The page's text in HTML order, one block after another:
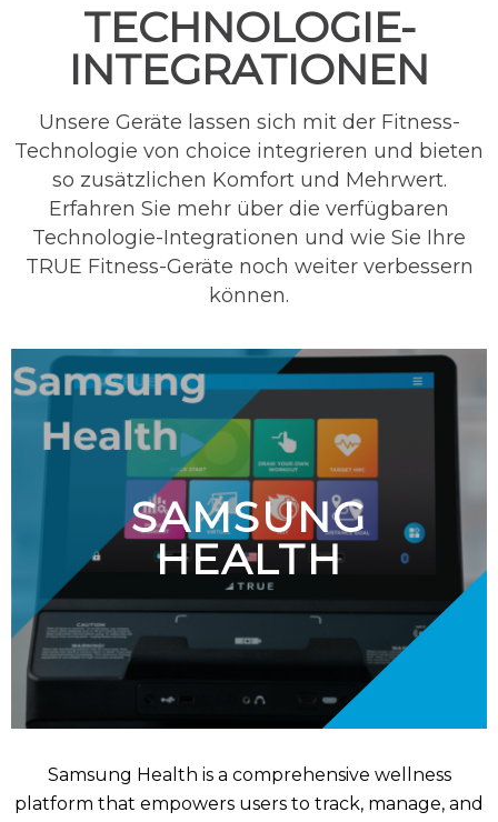
TECHNOLOGIE-
INTEGRATIONEN
Unsere Geräte lassen sich mit der Fitness-
Technologie von choice integrieren und bieten
so zusätzlichen Komfort und Mehrwert.
Erfahren Sie mehr über die verfügbaren
Technologie-Integrationen und wie Sie Ihre
TRUE Fitness-Geräte noch weiter verbessern
können.
SAMSUNG
HEALTH
Samsung Health is a comprehensive wellness
platform that empowers users to track, manage, and